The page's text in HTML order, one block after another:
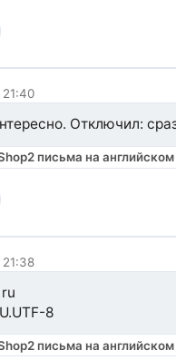
Отключил:
письма на английском
8
письма на английском